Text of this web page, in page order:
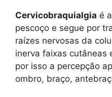
Cervicobraquialgia é
pescoço e segue por
raízes nervosas da
inerva faixas cutâneas
por isso a percepção
ombro, braço,